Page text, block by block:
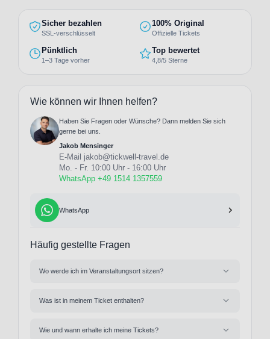
Sicher bezahlen
SSL-verschlüsselt
100% Original
Offizielle Tickets
Pünktlich
1–3 Tage vorher
Top bewertet
4,8/5 Sterne
Wie können wir Ihnen helfen?
Haben Sie Fragen oder Wünsche? Dann melden Sie sich
gerne bei uns.
Jakob Mensinger
E-Mail jakob@tickwell-travel.de
Mo. - Fr. 10:00 Uhr - 16:00 Uhr
WhatsApp +49 1514 1357559
WhatsApp
Häufig gestellte Fragen
Wo werde ich im Veranstaltungsort sitzen?
Was ist in meinem Ticket enthalten?
Wie und wann erhalte ich meine Tickets?